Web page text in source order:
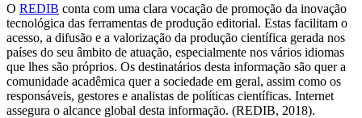
O REDIB conta com uma clara vocação de promoção da inovação
tecnológica das ferramentas de produção editorial. Estas facilitam o
acesso, a difusão e a valorização da produção científica gerada nos
países do seu âmbito de atuação, especialmente nos vários idiomas
que lhes são próprios. Os destinatários desta informação são quer a
comunidade acadêmica quer a sociedade em geral, assim como os
responsáveis, gestores e analistas de políticas científicas. Internet
assegura o alcance global desta informação. (REDIB, 2018).